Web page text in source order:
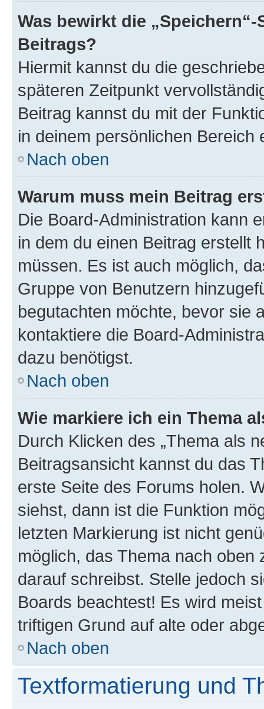
Was bewirkt die
Beitrags?
Hiermit kannst du die
späteren Zeitpunkt
Beitrag kannst du mit der
in deinem persönlichen Bereich
Nach oben
Warum muss mein Beitrag
Die Board-Administration kann
in dem du einen Beitrag erstellt
müssen. Es ist auch möglich,
Gruppe von Benutzern
begutachten möchte, bevor sie
kontaktiere die Board-
dazu benötigst.
Nach oben
Wie markiere ich ein Thema
Durch Klicken des „Thema als
Beitragsansicht kannst du das
erste Seite des Forums holen.
siehst, dann ist die Funktion
letzten Markierung ist nicht
möglich, das Thema nach oben
darauf schreibst. Stelle jedoch
Boards beachtest! Es wird
triftigen Grund auf alte oder
Nach oben
Textformatierung und